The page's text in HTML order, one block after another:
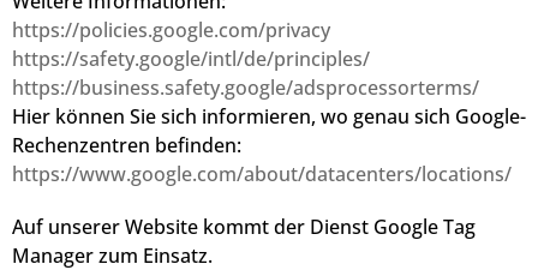
https://policies.google.com/privacy
https://safety.google/intl/de/principles/
https://business.safety.google/adsprocessorterms/
Hier können Sie sich informieren, wo genau sich Google-
Rechenzentren befinden:
https://www.google.com/about/datacenters/locations/
Auf unserer Website kommt der Dienst Google Tag
Manager zum Einsatz.